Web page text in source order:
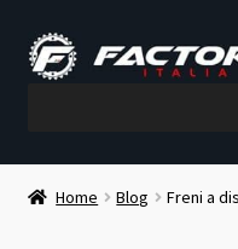
Vai
alla
Vai
al
Il mio account
Home Blog Freni a